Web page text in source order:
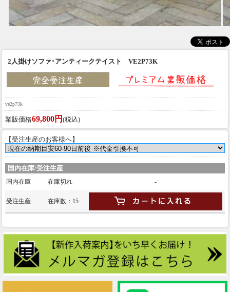
2人掛けソファ･アンティークテイスト VE2P73K
ve2p73k
業販価格69,800円 (税込)
【受注生産のお客様へ】
国内在庫/受注生産
国内在庫 在庫切れ -
受注生産 在庫数：15